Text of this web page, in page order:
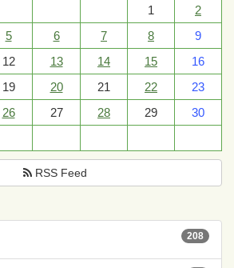
1
2
5 6 7 8
9
12 13 14 15
16
19 20 21 22
23
26 27 28 29
30
RSS Feed
208